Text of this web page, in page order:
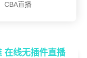
CBA直播
在线无插件直播